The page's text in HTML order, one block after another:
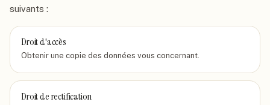
suivants :
Droit d'accès
Obtenir une copie des données vous concernant.
Droit de rectification